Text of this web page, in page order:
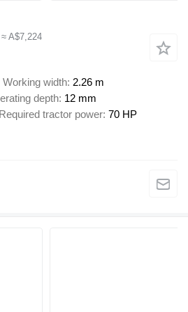
≈ A$7,224
Working width 2.26 m
depth 12 mm
Required tractor power 70 HP